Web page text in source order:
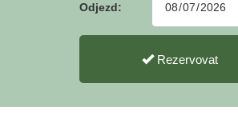
Odjezd:
Rezervovat